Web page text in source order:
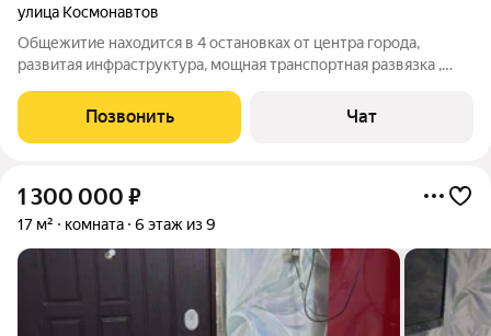
улица Космонавтов
Общежитие находится в 4 остановках от центра города,
развитая инфраструктура, мощная транспортная развязка ,
детсада, за домом сразу школа. Ближайшая остановка через
три дома, рядом с ней ВБ,
Позвонить Чат
1 300 000 ₽
17 м² комната 6 этаж из 9